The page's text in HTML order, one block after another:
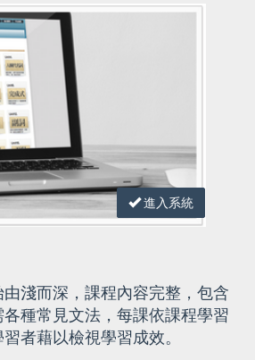
進入系統
淺而深，課程內容完整，包含
種常見文法，每課依課程學習
者藉以檢視學習成效。